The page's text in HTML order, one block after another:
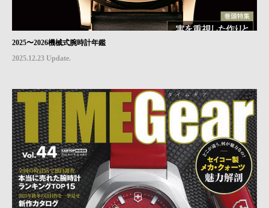
2025〜2026機械式腕時計年鑑
2025.12.23 Update.